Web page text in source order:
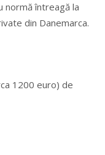
normă întreagă la
din Danemarca.
1200 euro) de